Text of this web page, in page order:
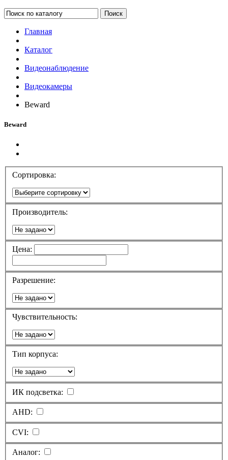
Поиск
Главная
Каталог
Видеонаблюдение
Видеокамеры
Beward
Beward
Сортировка:
Производитель:
Цена:
Разрешение:
Чувствительность:
Тип корпуса:
ИК подсветка:
AHD:
CVI:
Аналог: